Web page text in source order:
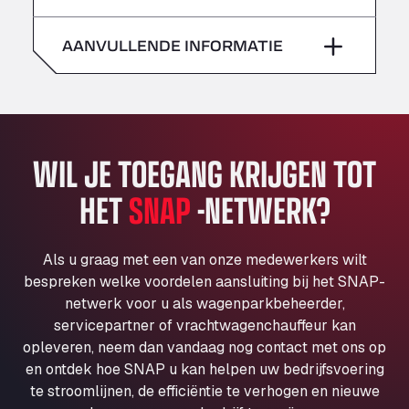
Klaverbladstaat 21, 3560
American Truck Wash
Av. des Etats-Unis 90, 6041
Aut. A4 Salida 288 Pol. Ind. del Guadiel, 23210
AP7 Salida 2, C/ Bassegoda, 4, 17700
Andamur Pamplona
A-15 Salida Imarcoain, 31119
Aut A1 Exit 385, 01207
Anglia Motel
Washway Road, PE12 8LT
Anpol Sp. z o.o.
Ul. Torunska 147, 85884
Aqua Ariva GmbH
Marie-Curie-Straße 24, 68219
zaterdag –
AANVULLENDE INFORMATIE
WIL JE TOEGANG KRIJGEN TOT
HETSNAP-NETWERK?
Als u graag met een van onze medewerkers wilt
bespreken welke voordelen aansluiting bij het SNAP-
netwerk voor u als wagenparkbeheerder,
servicepartner of vrachtwagenchauffeur kan
opleveren, neem dan vandaag nog contact met ons op
en ontdek hoe SNAP u kan helpen uw bedrijfsvoering
te stroomlijnen, de efficiëntie te verhogen en nieuwe